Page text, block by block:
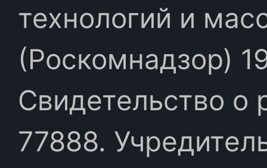
технологий и
(Роскомнадзор)
Свидетельство
77888.